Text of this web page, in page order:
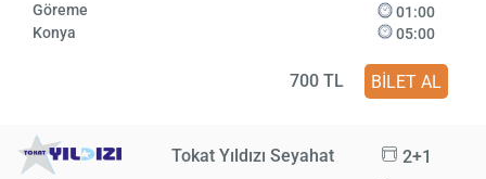
Göreme
Konya
01:00
05:00
700 TL BİLET AL
Tokat Yıldızı Seyahat 2+1